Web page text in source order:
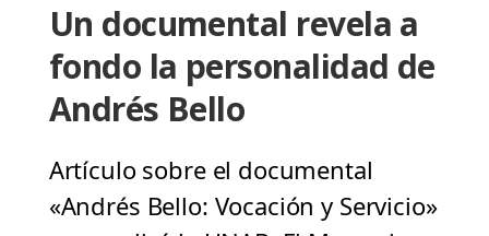
Un documental revela a
fondo la personalidad de
Andrés Bello
Artículo sobre el documental
«Andrés Bello: Vocación y Servicio»